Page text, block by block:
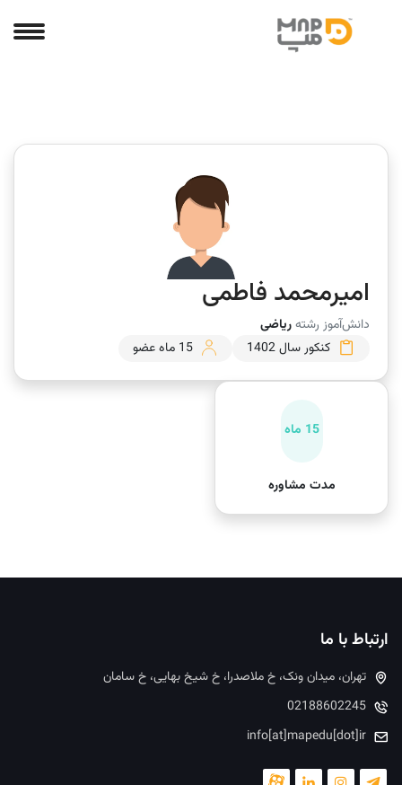
امیرمحمد فاطمی
دانش‌آموز رشتهریاضی
کنکور سال 1402
15 ماه عضو
15 ماه
مدت مشاوره
ارتباط با ما
تهران، میدان ونک، خ ملاصدرا، خ شیخ بهایی، خ سامان
02188602245
info[at]mapedu[dot]ir